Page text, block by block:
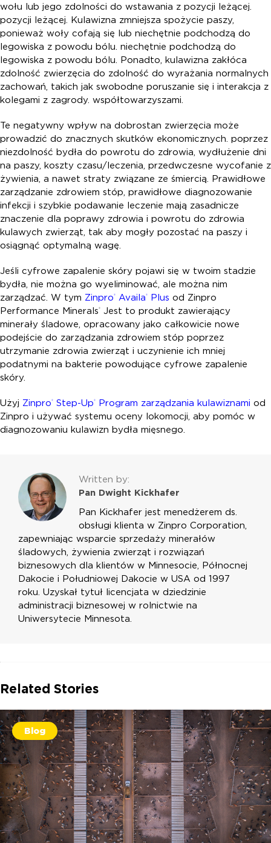
wołu lub jego zdolności do wstawania z pozycji leżącej.
pozycji leżącej. Kulawizna zmniejsza spożycie paszy,
ponieważ woły cofają się lub niechętnie podchodzą do
legowiska z powodu bólu. niechętnie podchodzą do
legowiska z powodu bólu. Ponadto, kulawizna zakłóca
zdolność zwierzęcia do zdolność do wyrażania normalnych
zachowań, takich jak swobodne poruszanie się i interakcja z
kolegami z zagrody. współtowarzyszami.
Te negatywny wpływ na dobrostan zwierzęcia może
prowadzić do znacznych skutków ekonomicznych. poprzez
niezdolność bydła do powrotu do zdrowia, wydłużenie dni
na paszy, koszty czasu/leczenia, przedwczesne wycofanie z
żywienia, a nawet straty związane ze śmiercią. Prawidłowe
zarządzanie zdrowiem stóp, prawidłowe diagnozowanie
infekcji i szybkie podawanie leczenie mają zasadnicze
znaczenie dla poprawy zdrowia i powrotu do zdrowia
kulawych zwierząt, tak aby mogły pozostać na paszy i
osiągnąć optymalną wagę.
Jeśli cyfrowe zapalenie skóry pojawi się w twoim stadzie
bydła, nie można go wyeliminować, ale można nim
zarządzać. W tym Zinpro® Availa® Plus od Zinpro
Performance Minerals® Jest to produkt zawierający
minerały śladowe, opracowany jako całkowicie nowe
podejście do zarządzania zdrowiem stóp poprzez
utrzymanie zdrowia zwierząt i uczynienie ich mniej
podatnymi na bakterie powodujące cyfrowe zapalenie
skóry.
Użyj Zinpro® Step-Up® Program zarządzania kulawiznami od
Zinpro i używać systemu oceny lokomocji, aby pomóc w
diagnozowaniu kulawizn bydła mięsnego.
Written by:
Pan Dwight Kickhafer
Pan Kickhafer jest menedżerem ds.
obsługi klienta w Zinpro Corporation,
zapewniając wsparcie sprzedaży minerałów
śladowych, żywienia zwierząt i rozwiązań
biznesowych dla klientów w Minnesocie, Północnej
Dakocie i Południowej Dakocie w USA od 1997
roku. Uzyskał tytuł licencjata w dziedzinie
administracji biznesowej w rolnictwie na
Uniwersytecie Minnesota.
Related Stories
Blog